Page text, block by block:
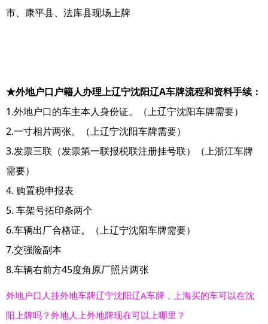
市、康平县、法库县现场上牌
★外地户口户籍人办理上辽宁沈阳辽A车牌流程和资料手续：
1.外地户口的车主本人身份证。（上辽宁沈阳车牌需要）
2.一寸相片两张。（上辽宁沈阳车牌需要）
3.发票三联（发票第一联报税联注册挂号联）（上浙江车牌
需要）
4. 购置税申报表
5. 车架号拓印条两个
6.车辆出厂合格证。（上辽宁沈阳车牌需要）
7.交强险副本
8.车辆右前方45度角原厂照片两张
外地户口人挂外地车牌辽宁沈阳辽A车牌，上海买的车可以在沈
阳上牌吗？外地人上外地牌现在可以上哪里？